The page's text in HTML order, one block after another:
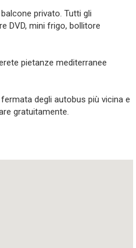
privato. Tutti gli
DVD, mini frigo, bollitore
pietanze mediterranee
degli autobus più vicina e
gratuitamente.